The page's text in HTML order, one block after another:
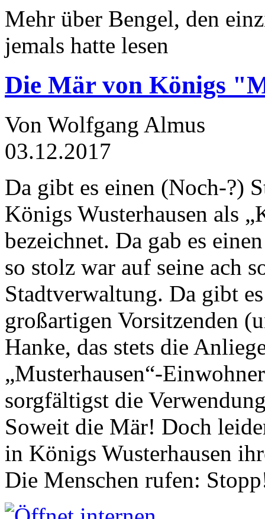
Mehr über Bengel, den
jemals hatte lesen
Die Mär von Königs
Von Wolfgang Almus
03.12.2017
Da gibt es einen (Noch-?)
Königs Wusterhausen als
bezeichnet. Da gab es
so stolz war auf seine ach
Stadtverwaltung. Da gibt
großartigen Vorsitzenden
Hanke, das stets die
„Musterhausen“-
sorgfältigst die
Soweit die Mär! Doch
in Königs Wusterhausen
Die Menschen rufen: